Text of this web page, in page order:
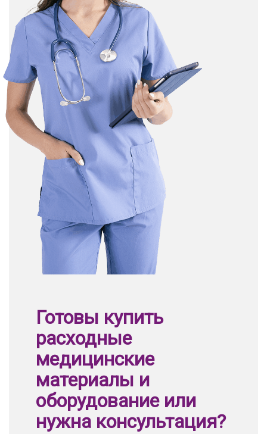
Готовы купить
расходные
медицинские
материалы и
оборудование или
нужна консультация?